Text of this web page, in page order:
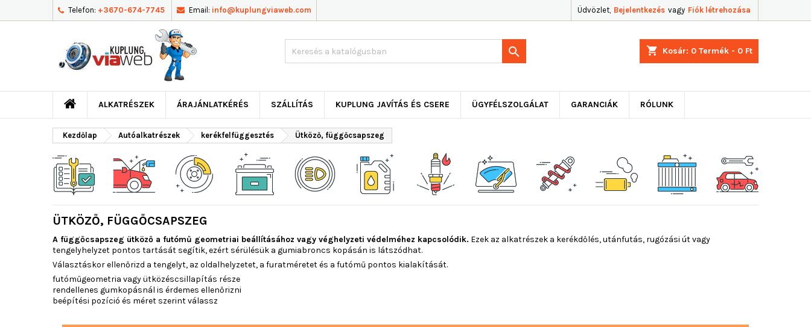
Telefon: +3670-674-7745 Email: info@kuplungviaweb.com Üdvözlet, Bejelentkezés vagy Fiók létrehozása
shopping_cart Kosár: 0 Termék - 0 Ft

ALKATRÉSZEK ÁRAJÁNLATKÉRÉS SZÁLLÍTÁS KUPLUNG JAVÍTÁS ÉS CSERE ÜGYFÉLSZOLGÁLAT GARANCIÁK RÓLUNK
Kezdőlap Autóalkatrészek kerékfelfüggesztés Ütköző, függőcsapszeg
ÜTKÖZŐ, FÜGGŐCSAPSZEG
A függőcsapszeg ütköző a futómű geometriai beállításához vagy véghelyzeti védelméhez kapcsolódik. Ezek az alkatrészek a kerékdőlés, utánfutás, rugózási út vagy
tengelyhelyzet pontos tartását segítik, ezért sérülésük a gumiabroncs kopásán is látszódhat.
Választáskor ellenőrizd a tengelyt, az oldalhelyzetet, a furatméretet és a futómű pontos kialakítását.
futóműgeometria vagy ütközéscsillapítás része
rendellenes gumkopásnál is érdemes ellenőrizni
beépítési pozíció és méret szerint válassz